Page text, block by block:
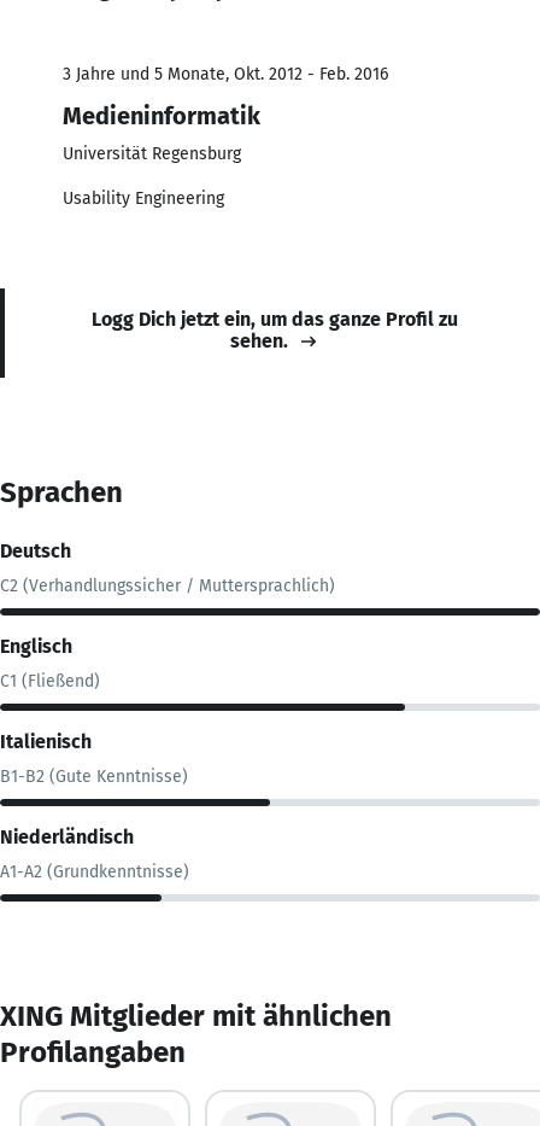
3 Jahre und 5 Monate, Okt. 2012 - Feb. 2016
Medieninformatik
Universität Regensburg
Usability Engineering
Logg Dich jetzt ein, um das ganze Profil zu
sehen.
Sprachen
Deutsch
C2 (Verhandlungssicher / Muttersprachlich)
Englisch
C1 (Fließend)
Italienisch
B1-B2 (Gute Kenntnisse)
Niederländisch
A1-A2 (Grundkenntnisse)
XING Mitglieder mit ähnlichen
Profilangaben